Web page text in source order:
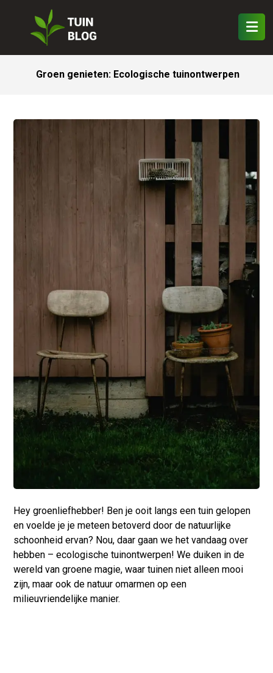
Groen genieten: Ecologische tuinontwerpen
Hey groenliefhebber! Ben je ooit langs een tuin gelopen
en voelde je je meteen betoverd door de natuurlijke
schoonheid ervan? Nou, daar gaan we het vandaag over
hebben – ecologische tuinontwerpen! We duiken in de
wereld van groene magie, waar tuinen niet alleen mooi
zijn, maar ook de natuur omarmen op een
milieuvriendelijke manier.